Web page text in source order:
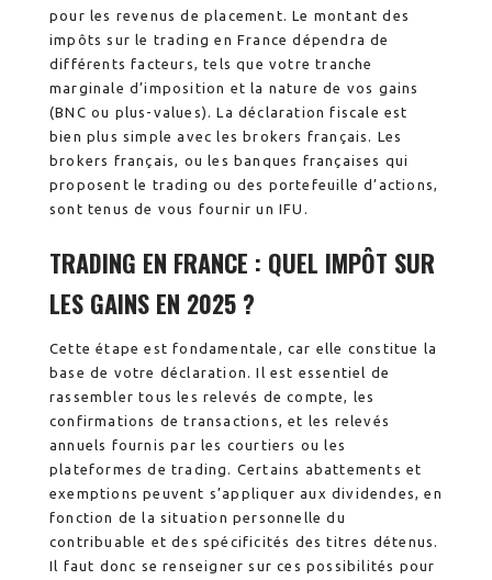
pour les revenus de placement. Le montant des
impôts sur le trading en France dépendra de
différents facteurs, tels que votre tranche
marginale d’imposition et la nature de vos gains
(BNC ou plus-values). La déclaration fiscale est
bien plus simple avec les brokers français. Les
brokers français, ou les banques françaises qui
proposent le trading ou des portefeuille d’actions,
sont tenus de vous fournir un IFU.
TRADING EN FRANCE : QUEL IMPÔT SUR
LES GAINS EN 2025 ?
Cette étape est fondamentale, car elle constitue la
base de votre déclaration. Il est essentiel de
rassembler tous les relevés de compte, les
confirmations de transactions, et les relevés
annuels fournis par les courtiers ou les
plateformes de trading. Certains abattements et
exemptions peuvent s’appliquer aux dividendes, en
fonction de la situation personnelle du
contribuable et des spécificités des titres détenus.
Il faut donc se renseigner sur ces possibilités pour